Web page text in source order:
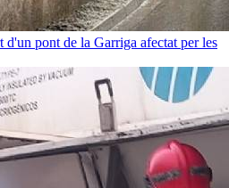
d'un pont de la Garriga afectat per les